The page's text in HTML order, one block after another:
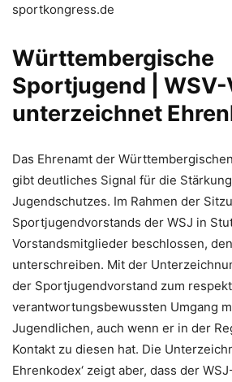
sportkongress.de
Württembergische
Sportjugend |
unterzeichnet
Das Ehrenamt der
gibt deutliches Signal für die
Jugendschutzes. Im Rahmen der
Sportjugendvorstands der WSJ in
Vorstandsmitglieder beschlossen,
unterschreiben. Mit der
der Sportjugendvorstand zum
verantwortungsbewussten Umgang
Jugendlichen, auch wenn er in der
Kontakt zu diesen hat. Die
Ehrenkodex‘ zeigt aber, dass der